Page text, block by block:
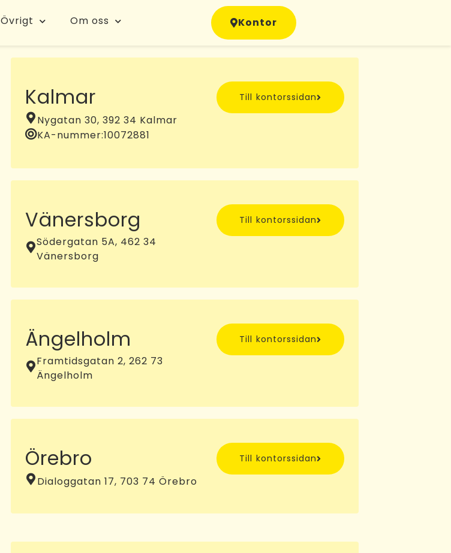
Övrigt Om oss Kontor
Kalmar
Nygatan 30, 392 34 Kalmar
KA-nummer:10072881
Till kontorssidan
Vänersborg
Södergatan 5A, 462 34
Vänersborg
Till kontorssidan
Ängelholm
Framtidsgatan 2, 262 73
Ängelholm
Till kontorssidan
Örebro
Dialoggatan 17, 703 74 Örebro
Till kontorssidan